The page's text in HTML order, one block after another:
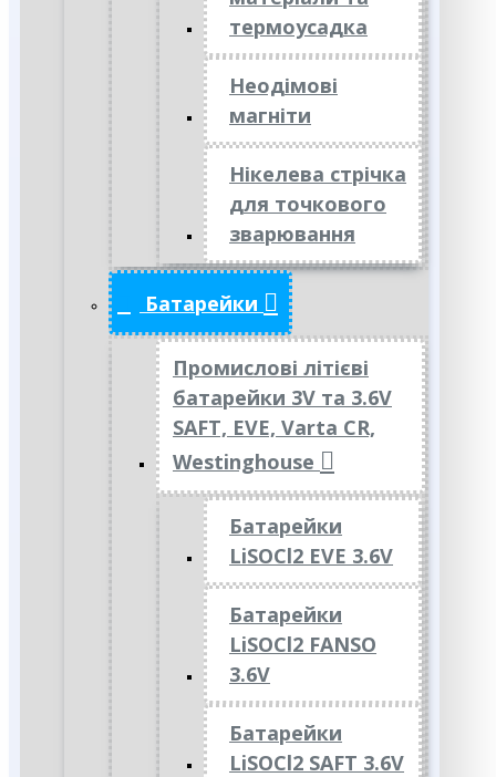
термоусадка
Неодімові
магніти
Нікелева стрічка
для точкового
зварювання
Батарейки
Промислові літієві
батарейки 3V та 3.6V
SAFT, EVE, Varta CR,
Westinghouse
Батарейки
LiSOCl2 EVE 3.6V
Батарейки
LiSOCl2 FANSO
3.6V
Батарейки
LiSOCl2 SAFT 3.6V